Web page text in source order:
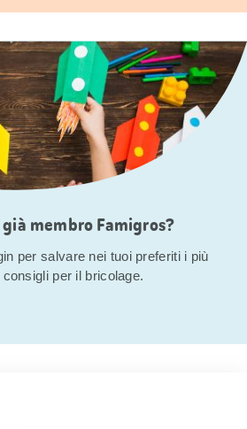
membro Famigros?
per salvare nei tuoi preferiti i più
consigli per il bricolage.